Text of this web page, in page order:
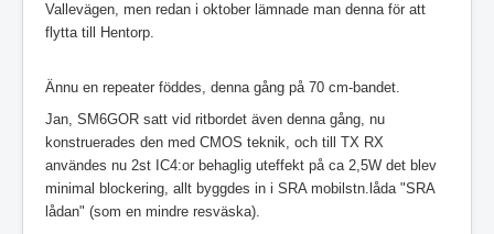
Vallevägen, men redan i oktober lämnade man denna för att
flytta till Hentorp.
Ännu en repeater föddes, denna gång på 70 cm-bandet.
Jan, SM6GOR satt vid ritbordet även denna gång, nu
konstruerades den med CMOS teknik, och till TX RX
användes nu 2st IC4:or behaglig uteffekt på ca 2,5W det blev
minimal blockering, allt byggdes in i SRA mobilstn.låda "SRA
lådan" (som en mindre resväska).